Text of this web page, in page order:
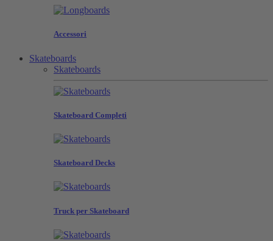
Accessori
Skateboards
Skateboards
Skateboard Completi
Skateboard Decks
Truck per Skateboard